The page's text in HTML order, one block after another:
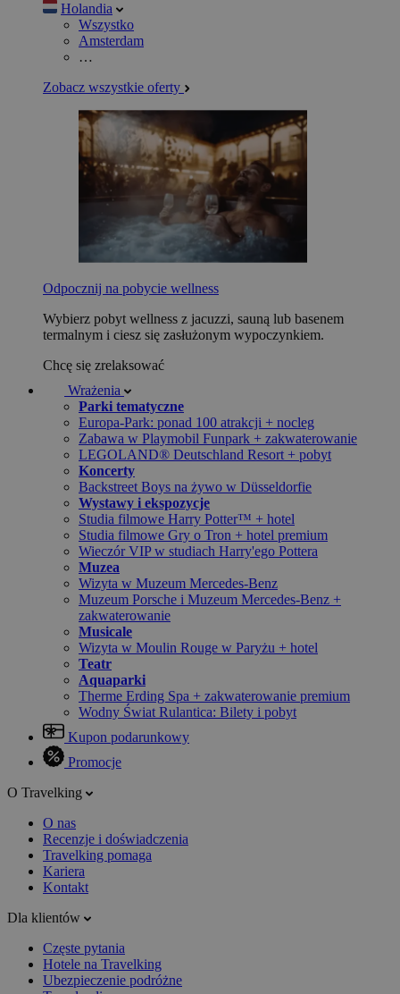
Holandia
Wszystko
Amsterdam
…
Zobacz wszystkie oferty
Odpocznij na pobycie wellness
Wybierz pobyt wellness z jacuzzi, sauną lub basenem
termalnym i ciesz się zasłużonym wypoczynkiem.
Chcę się zrelaksować
Wrażenia
Parki tematyczne
Europa-Park: ponad 100 atrakcji + nocleg
Zabawa w Playmobil Funpark + zakwaterowanie
LEGOLAND® Deutschland Resort + pobyt
Koncerty
Backstreet Boys na żywo w Düsseldorfie
Wystawy i ekspozycje
Studia filmowe Harry Potter™ + hotel
Studia filmowe Gry o Tron + hotel premium
Wieczór VIP w studiach Harry'ego Pottera
Muzea
Wizyta w Muzeum Mercedes-Benz
Muzeum Porsche i Muzeum Mercedes-Benz +
zakwaterowanie
Musicale
Wizyta w Moulin Rouge w Paryżu + hotel
Teatr
Aquaparki
Therme Erding Spa + zakwaterowanie premium
Wodny Świat Rulantica: Bilety i pobyt
Kupon podarunkowy
Promocje
O Travelking
O nas
Recenzje i doświadczenia
Travelking pomaga
Kariera
Kontakt
Dla klientów
Częste pytania
Hotele na Travelking
Ubezpieczenie podróżne